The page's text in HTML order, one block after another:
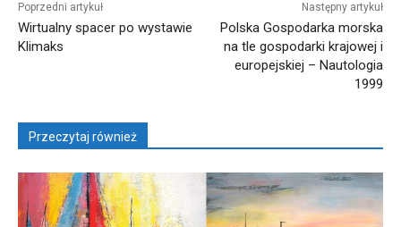
Poprzedni artykuł
Wirtualny spacer po wystawie
Klimaks
Następny artykuł
Polska Gospodarka morska
na tle gospodarki krajowej i
europejskiej – Nautologia
1999
Przeczytaj również